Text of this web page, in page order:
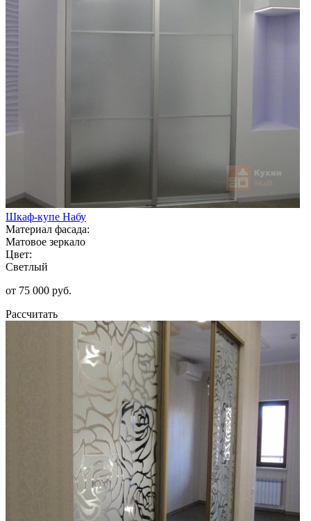
Шкаф-купе Набу
Материал фасада:
Матовое зеркало
Цвет:
Светлый
от 75 000 руб.
Рассчитать